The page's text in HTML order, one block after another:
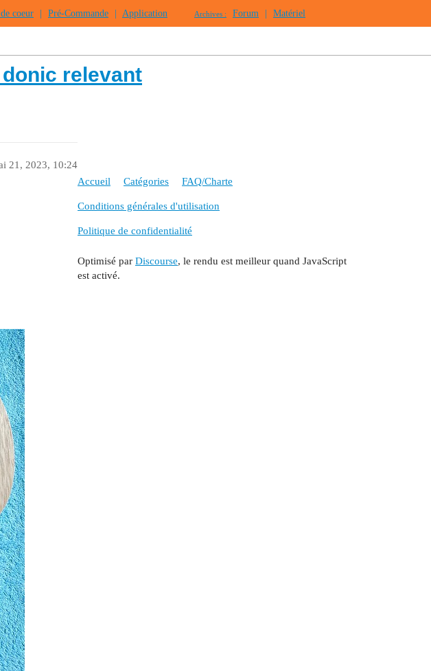
coeur Pré-Commande Application Archives : Forum Matériel
relevant
21, 2023, 10:24
Accueil Catégories FAQ/Charte
Conditions générales d'utilisation
Politique de confidentialité
Optimisé par Discourse, le rendu est meilleur quand JavaScript
est activé.